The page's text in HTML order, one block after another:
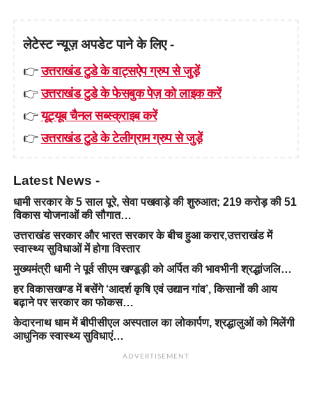
लेटेस्ट न्यूज़ अपडेट पाने के लिए -
👉उत्तराखंड टुडे के वाट्सऐप ग्रुप से जुड़ें
👉उत्तराखंड टुडे के फेसबुक पेज़ को लाइक करें
👉यूट्यूब चैनल सब्स्क्राइब करें
👉उत्तराखंड टुडे के टेलीग्राम ग्रुप से जुड़ें
Latest News -
धामी सरकार के 5 साल पूरे, सेवा पखवाड़े की शुरुआत; 219 करोड़ की 51
विकास योजनाओं की सौगात…
उत्तराखंड सरकार और भारत सरकार के बीच हुआ करार,उत्तराखंड में
स्वास्थ्य सुविधाओं में होगा विस्तार
मुख्यमंत्री धामी ने पूर्व सीएम खण्डूड़ी को अर्पित की भावभीनी श्रद्धांजलि…
हर विकासखण्ड में बसेंगे ‘आदर्श कृषि एवं उद्यान गांव’, किसानों की आय
बढ़ाने पर सरकार का फोकस…
केदारनाथ धाम में बीपीसीएल अस्पताल का लोकार्पण, श्रद्धालुओं को मिलेंगी
आधुनिक स्वास्थ्य सुविधाएं…
ADVERTISEMENT